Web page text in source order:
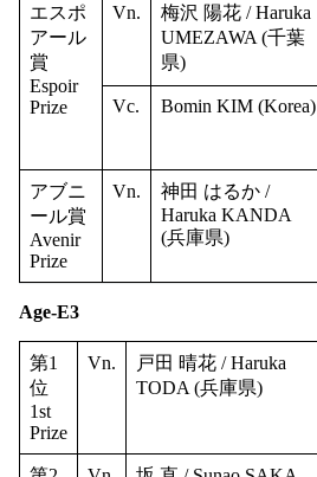
エスポ
アール
賞
Espoir
Prize
Vn.
梅沢 陽花 / Haruka
UMEZAWA (千葉
県)
Vc. Bomin KIM (Korea)
アブニ
ール賞
Avenir
Prize
Vn.
神田 はるか /
Haruka KANDA
(兵庫県)
Age-E3
第1
位
1st
Prize
Vn.
戸田 晴花 / Haruka
TODA (兵庫県)